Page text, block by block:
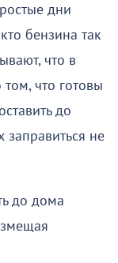
дни
бензина так
что в
что готовы
до
заправиться не
до дома